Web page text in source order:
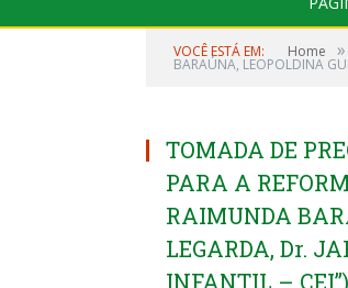
VOCÊ ESTÁ EM: Home »
BARAÚNA, LEOPOLDINA
TOMADA DE
PARA A
RAIMUNDA
LEGARDA, Dr.
INFANTIL – CEI”)